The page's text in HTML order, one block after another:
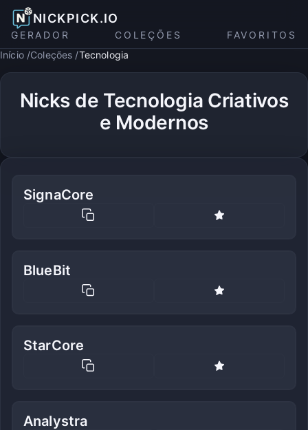
NICKPICK.IO
GERADOR COLEÇÕES
FAVORITOS
Início Coleções Tecnologia
Nicks de Tecnologia Criativos
e Modernos
SignaCore
BlueBit
StarCore
Analystra